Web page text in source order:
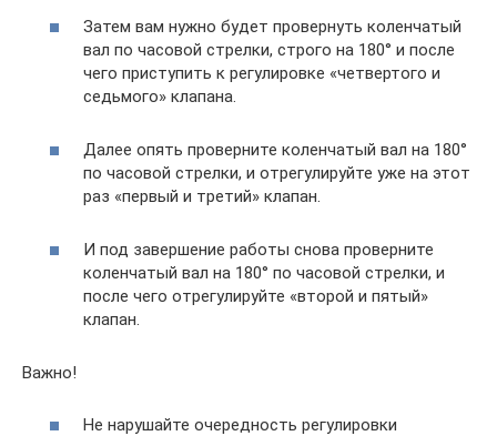
Затем вам нужно будет провернуть коленчатый
вал по часовой стрелки, строго на 180° и после
чего приступить к регулировке «четвертого и
седьмого» клапана.
Далее опять проверните коленчатый вал на 180°
по часовой стрелки, и отрегулируйте уже на этот
раз «первый и третий» клапан.
И под завершение работы снова проверните
коленчатый вал на 180° по часовой стрелки, и
после чего отрегулируйте «второй и пятый»
клапан.
Важно!
Не нарушайте очередность регулировки